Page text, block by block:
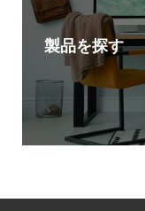
製品を探す